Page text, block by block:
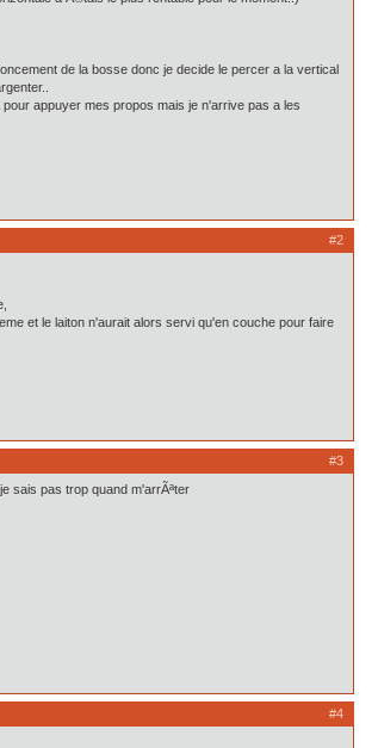
de la bosse donc je decide le percer a la vertical
appuyer mes propos mais je n'arrive pas a les
#2
et le laiton n'aurait alors servi qu'en couche pour faire
#3
sais pas trop quand m'arrÃªter
#4